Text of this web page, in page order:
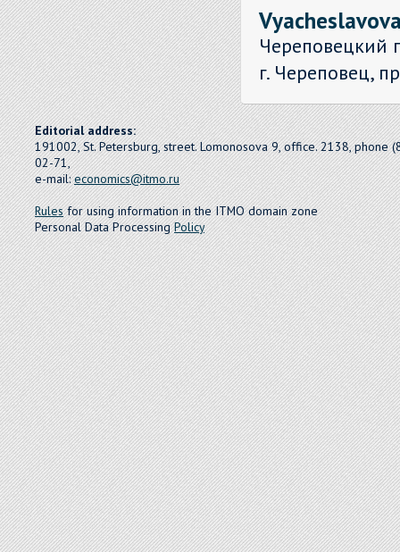
Vyacheslavova
Череповецкий
г. Череповец,
Editorial address:
191002, St. Petersburg, street. Lomonosova 9, office. 2138, phone
02-71,
e-mail:economics@itmo.ru
Rulesfor using information in the ITMO domain zone
Personal Data ProcessingPolicy